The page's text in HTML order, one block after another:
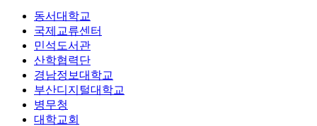
동서대학교
국제교류센터
민석도서관
산학협력단
경남정보대학교
부산디지털대학교
병무청
대학교회